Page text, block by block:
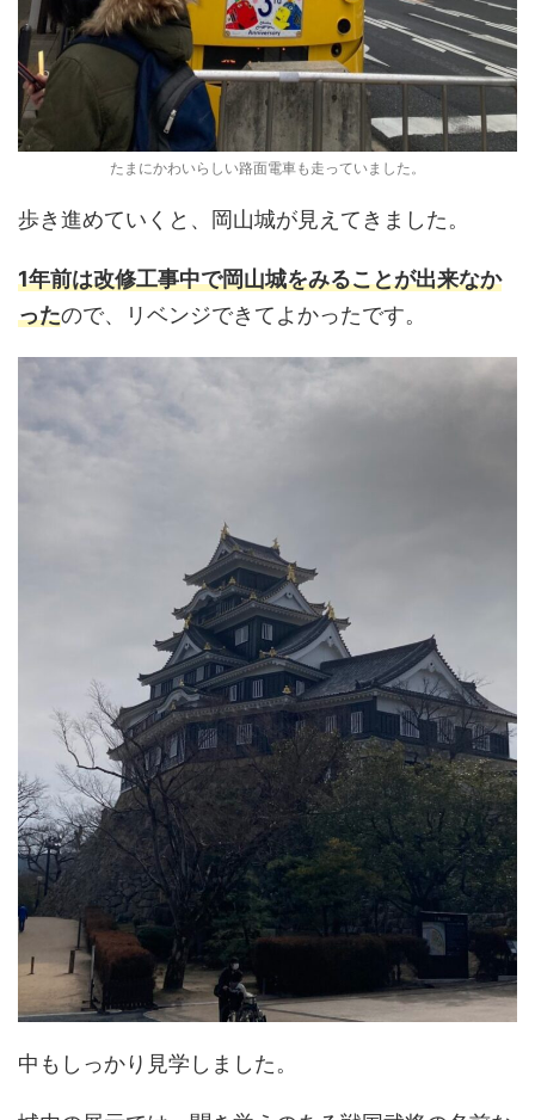
たまにかわいらしい路面電車も走っていました。
歩き進めていくと、岡山城が見えてきました。
1年前は改修工事中で岡山城をみることが出来なか
ったので、リベンジできてよかったです。
中もしっかり見学しました。